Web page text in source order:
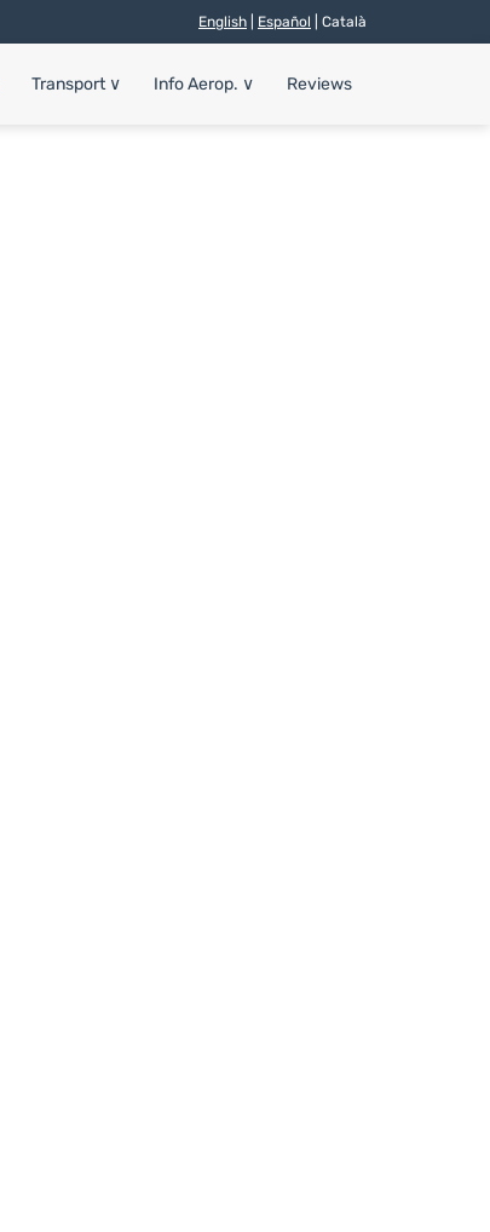
English Español | Català
Transport ∨ Info Aerop. ∨ Reviews